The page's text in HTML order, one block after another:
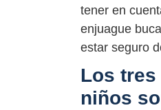
tener en
enjuague
estar seguro
Los
niños